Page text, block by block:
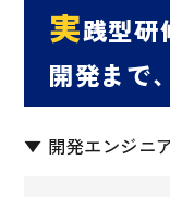
実践型研
開発まで
▼ 開発エンジニ